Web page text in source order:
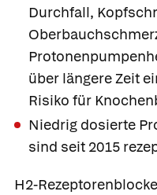
Durchfall,
über längere Zeit
Risiko für
Niedrig dosierte
sind seit 2015
H2-